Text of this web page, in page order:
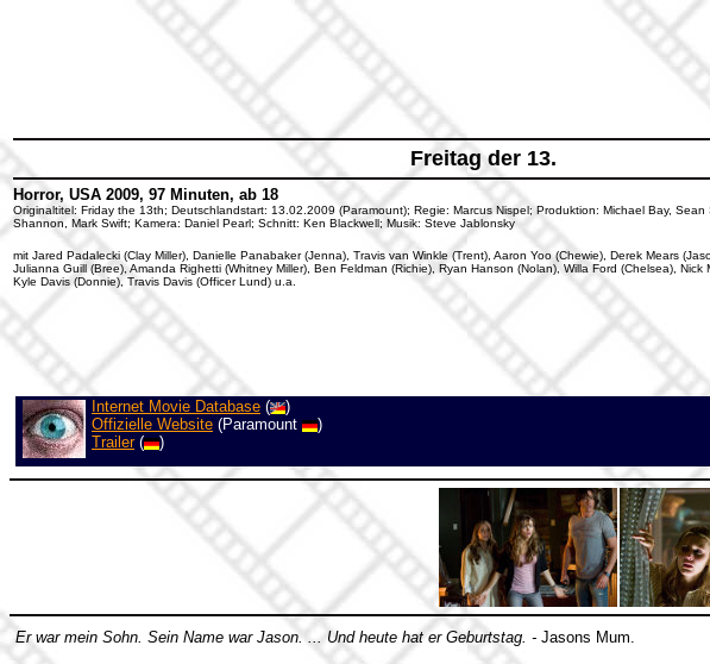
Freitag der 13.
Horror, USA 2009, 97 Minuten, ab 18
Originaltitel: Friday the 13th; Deutschlandstart: 13.02.2009 (Paramount); Regie: Marcus Nispel; Produktion: Michael Bay,
Shannon, Mark Swift; Kamera: Daniel Pearl; Schnitt: Ken Blackwell; Musik: Steve Jablonsky
mit Jared Padalecki (Clay Miller), Danielle Panabaker (Jenna), Travis van Winkle (Trent), Aaron Yoo (Chewie), Derek Mears
Julianna Guill (Bree), Amanda Righetti (Whitney Miller), Ben Feldman (Richie), Ryan Hanson (Nolan), Willa Ford (Chelsea), Nick
Kyle Davis (Donnie), Travis Davis (Officer Lund) u.a.
Internet Movie Database (
)
Offizielle Website (Paramount
)
Trailer( )
Er war mein Sohn. Sein Name war Jason. ... Und heute hat er Geburtstag. - Jasons Mum.